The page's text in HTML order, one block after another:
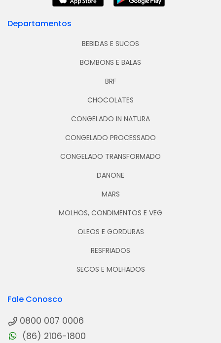
Departamentos
BEBIDAS E SUCOS
BOMBONS E BALAS
BRF
CHOCOLATES
CONGELADO IN NATURA
CONGELADO PROCESSADO
CONGELADO TRANSFORMADO
DANONE
MARS
MOLHOS, CONDIMENTOS E VEG
OLEOS E GORDURAS
RESFRIADOS
SECOS E MOLHADOS
Fale Conosco
0800 007 0006
(86) 2106-1800